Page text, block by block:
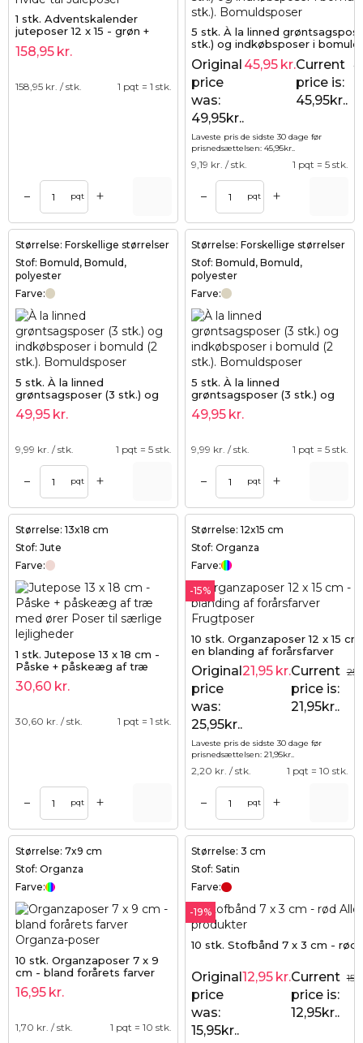
1 stk. Adventskalender
juteposer 12 x 15 - grøn +
hvide tal
158,95 kr.
158,95 kr. / stk. 1 pqt = 1 stk.
– pqt +
5 stk. À la linned
stk.) og indkøbsposer i bomuld
stk.).
Original
price
was:
49,95kr..
45,95 kr.Current
price is:
45,95kr..
Laveste pris de sidste 30 dage før
prisnedsættelsen:45,95kr.
9,19 kr. / stk. 1 pqt = 5 stk.
– pqt +
Størrelse: Forskellige størrelser
Stof: Bomuld, Bomuld,
polyester
Farve:
5 stk. À la linned
grøntsagsposer (3 stk.) og
indkøbsposer i bomuld (2
stk.).
49,95 kr.
9,99 kr. / stk. 1 pqt = 5 stk.
– pqt +
Størrelse: Forskellige størrelser
Stof: Bomuld, Bomuld,
polyester
Farve:
5 stk. À la linned
grøntsagsposer (3 stk.) og
indkøbsposer i bomuld (2
stk.).
49,95 kr.
9,99 kr. / stk. 1 pqt = 5 stk.
– pqt +
Størrelse: 13x18 cm
Stof: Jute
Farve:
1 stk. Jutepose 13 x 18 cm -
Påske + påskeæg af træ
med ører
30,60 kr.
30,60 kr. / stk. 1 pqt = 1 stk.
– pqt +
Størrelse: 12x15 cm
Stof: Organza
Farve:
-15%
10 stk. Organzaposer 12 x 15
en blanding af forårsfarver
Original
price
was:
25,95kr..
21,95 kr.Current
price is:
21,95kr..
Laveste pris de sidste 30 dage før
prisnedsættelsen:21,95kr..
2,20 kr. / stk. 1 pqt = 10 stk.
– pqt +
Størrelse: 7x9 cm
Stof: Organza
Farve:
10 stk. Organzaposer 7 x 9
cm - bland forårets farver
16,95 kr.
1,70 kr. / stk. 1 pqt = 10 stk.
Størrelse: 3 cm
Stof: Satin
Farve:
-19%
10 stk. Stofbånd 7 x 3 cm - rød
Original
price
was:
15,95kr..
12,95 kr.Current
price is:
12,95kr..